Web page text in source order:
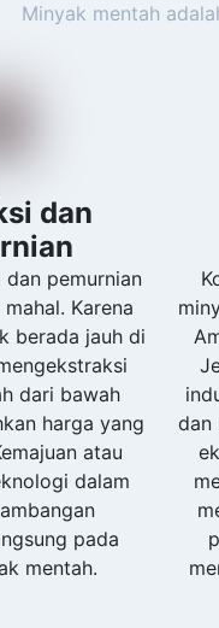
Minyak mentah
dan
dan pemurnian
Karena
berada jauh di
dari bawah
harga yang
atau
dalam
pada
mentah.
dan